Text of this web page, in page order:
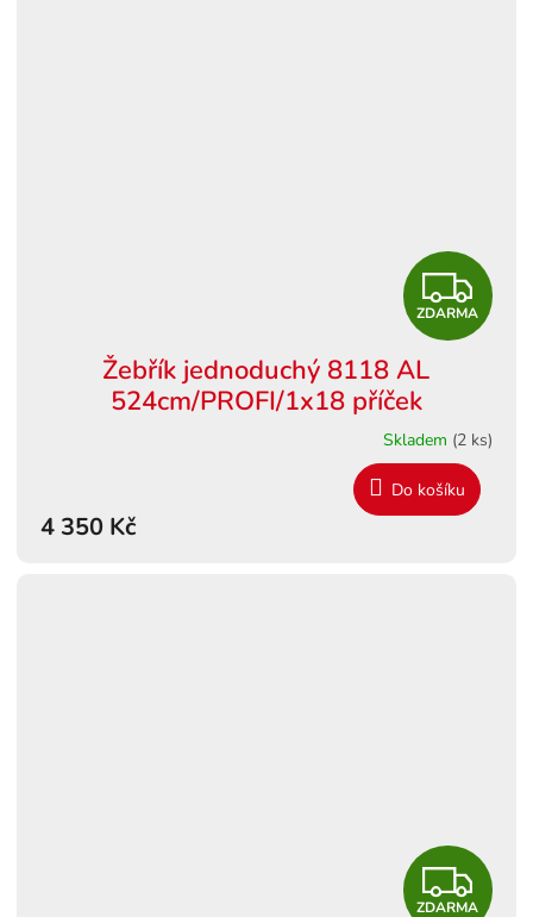
Z
D
R
M
ZDARMA
Žebřík jednoduchý 8118 AL
524cm/PROFI/1x18 příček
Skladem (2 ks)
4 350 Kč
Do košíku
Z
ZDARMA